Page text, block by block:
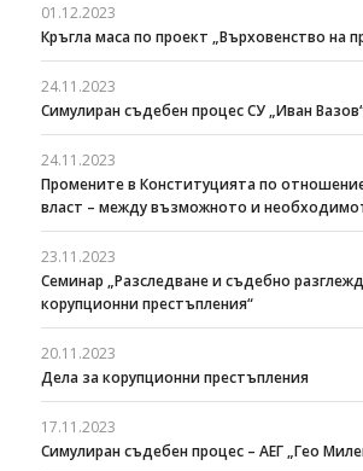
01.12.2023
Кръгла маса по проект „Върховенство на
24.11.2023
Симулиран съдебен процес СУ „Иван
24.11.2023
Промените в Конституцията по
власт – между възможното и
23.11.2023
Семинар „Разследване и съдебно
корупционни престъпления“
20.11.2023
Дела за корупционни престъпления
17.11.2023
Симулиран съдебен процес – АЕГ „Гео